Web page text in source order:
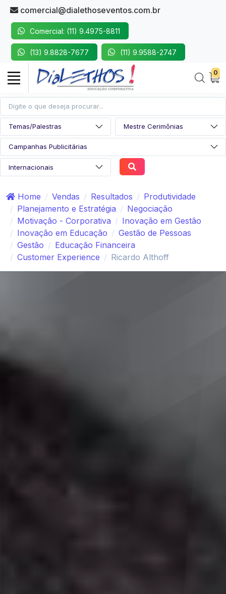
comercial@dialethoseventos.com.br
Comercial: (11) 9.4975-8811
(13) 9.8828-7677 (11) 9.9588-2747
0
Home Vendas Resultados
Produtividade
Planejamento e Estratégia
Negociação
Motivação - Corporativa
Inovação em Gestão
Inovação em Educação
Gestão de Pessoas
Gestão
Educação Financeira
Customer Experience
Ricardo Althoff